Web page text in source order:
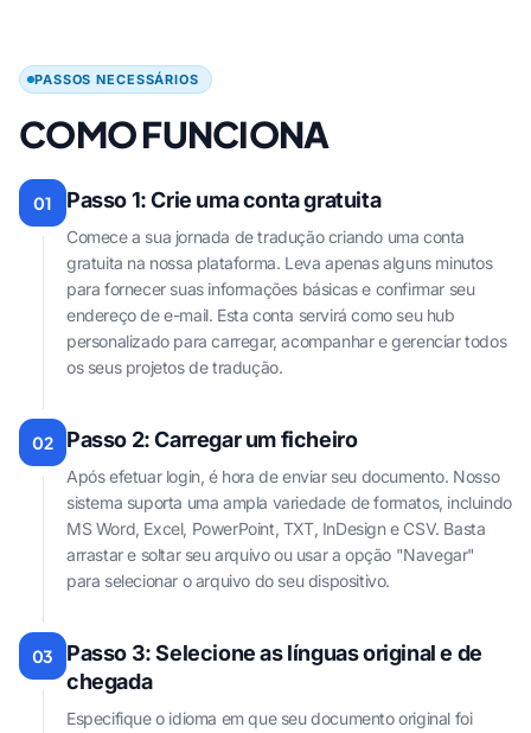
PASSOS NECESSÁRIOS
COMO FUNCIONA
01 Passo 1: Crie uma conta gratuita
Comece a sua jornada de tradução criando uma conta
gratuita na nossa plataforma. Leva apenas alguns minutos
para fornecer suas informações básicas e confirmar seu
endereço de e-mail. Esta conta servirá como seu hub
personalizado para carregar, acompanhar e gerenciar todos
os seus projetos de tradução.
02 Passo 2: Carregar um ficheiro
Após efetuar login, é hora de enviar seu documento. Nosso
sistema suporta uma ampla variedade de formatos, incluindo
MS Word, Excel, PowerPoint, TXT, InDesign e CSV. Basta
arrastar e soltar seu arquivo ou usar a opção "Navegar"
para selecionar o arquivo do seu dispositivo.
03
Passo 3: Selecione as línguas original e de
chegada
Especifique o idioma em que seu documento original foi